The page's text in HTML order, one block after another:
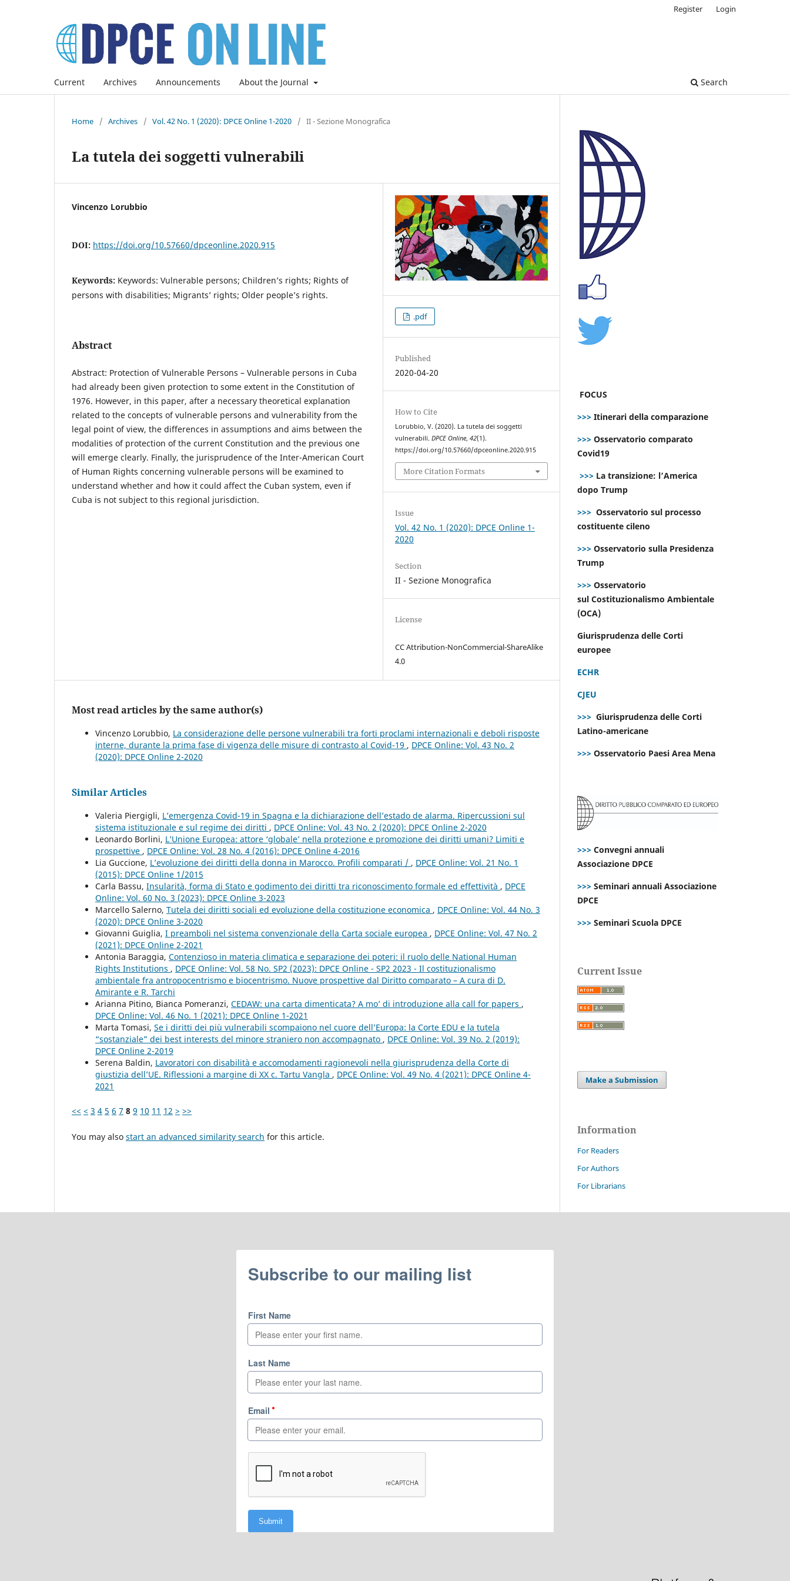
Current Archives Announcements About the Journal Search
Register Login
Home / Archives / Vol. 42 No. 1 (2020): DPCE Online 1-2020 / II - Sezione Monografica
La tutela dei soggetti vulnerabili
Vincenzo Lorubbio
DOI: https://doi.org/10.57660/dpceonline.2020.915
Keywords: Keywords: Vulnerable persons; Children’s rights; Rights of
persons with disabilities; Migrants’ rights; Older people’s rights.
Abstract
Abstract: Protection of Vulnerable Persons – Vulnerable persons in Cuba
had already been given protection to some extent in the Constitution of
1976. However, in this paper, after a necessary theoretical explanation
related to the concepts of vulnerable persons and vulnerability from the
legal point of view, the differences in assumptions and aims between the
modalities of protection of the current Constitution and the previous one
will emerge clearly. Finally, the jurisprudence of the Inter-American Court
of Human Rights concerning vulnerable persons will be examined to
understand whether and how it could affect the Cuban system, even if
Cuba is not subject to this regional jurisdiction.
.pdf
Published
2020-04-20
How to Cite
Lorubbio, V. (2020). La tutela dei soggetti
vulnerabili.DPCE Online,42(1).
https://doi.org/10.57660/dpceonline.2020.915
More Citation Formats
Issue
Vol. 42 No. 1 (2020): DPCE Online 1-
2020
Section
II - Sezione Monografica
License
CC Attribution-NonCommercial-ShareAlike
4.0
Most read articles by the same author(s)
Vincenzo Lorubbio, La considerazione delle persone vulnerabili tra forti proclami internazionali e deboli risposte
interne, durante la prima fase di vigenza delle misure di contrasto al Covid-19 , DPCE Online: Vol. 43 No. 2
(2020): DPCE Online 2-2020
Similar Articles
Valeria Piergigli, L’emergenza Covid-19 in Spagna e la dichiarazione dell’estado de alarma. Ripercussioni sul
sistema istituzionale e sul regime dei diritti , DPCE Online: Vol. 43 No. 2 (2020): DPCE Online 2-2020
Leonardo Borlini, L’Unione Europea: attore ‘globale’ nella protezione e promozione dei diritti umani? Limiti e
prospettive , DPCE Online: Vol. 28 No. 4 (2016): DPCE Online 4-2016
Lia Guccione, L’evoluzione dei diritti della donna in Marocco. Profili comparati / , DPCE Online: Vol. 21 No. 1
(2015): DPCE Online 1/2015
Carla Bassu, Insularità, forma di Stato e godimento dei diritti tra riconoscimento formale ed effettività , DPCE
Online: Vol. 60 No. 3 (2023): DPCE Online 3-2023
Marcello Salerno, Tutela dei diritti sociali ed evoluzione della costituzione economica , DPCE Online: Vol. 44 No. 3
(2020): DPCE Online 3-2020
Giovanni Guiglia, I preamboli nel sistema convenzionale della Carta sociale europea , DPCE Online: Vol. 47 No. 2
(2021): DPCE Online 2-2021
Antonia Baraggia, Contenzioso in materia climatica e separazione dei poteri: il ruolo delle National Human
Rights Institutions , DPCE Online: Vol. 58 No. SP2 (2023): DPCE Online - SP2 2023 - Il costituzionalismo
ambientale fra antropocentrismo e biocentrismo. Nuove prospettive dal Diritto comparato – A cura di D.
Amirante e R. Tarchi
Arianna Pitino, Bianca Pomeranzi, CEDAW: una carta dimenticata? A mo’ di introduzione alla call for papers ,
DPCE Online: Vol. 46 No. 1 (2021): DPCE Online 1-2021
Marta Tomasi, Se i diritti dei più vulnerabili scompaiono nel cuore dell’Europa: la Corte EDU e la tutela
“sostanziale” dei best interests del minore straniero non accompagnato , DPCE Online: Vol. 39 No. 2 (2019):
DPCE Online 2-2019
Serena Baldin, Lavoratori con disabilità e accomodamenti ragionevoli nella giurisprudenza della Corte di
giustizia dell’UE. Riflessioni a margine di XX c. Tartu Vangla , DPCE Online: Vol. 49 No. 4 (2021): DPCE Online 4-
2021
<< < 3 4 5 6 7 8 9 10 11 12 > >>
You may also start an advanced similarity search for this article.
FOCUS
>>> Itinerari della comparazione
>>> Osservatorio comparato
Covid19
>>> La transizione: l’America
dopo Trump
>>> Osservatorio sul processo
costituente cileno
>>> Osservatorio sulla Presidenza
Trump
>>> Osservatorio
sul Costituzionalismo Ambientale
(OCA)
Giurisprudenza delle Corti
europee
ECHR
CJEU
>>> Giurisprudenza delle Corti
Latino-americane
>>> Osservatorio Paesi Area Mena
>>> Convegni annuali
Associazione DPCE
>>> Seminari annuali Associazione
DPCE
>>> Seminari Scuola DPCE
Current Issue
Make a Submission
Information
For Readers
For Authors
For Librarians